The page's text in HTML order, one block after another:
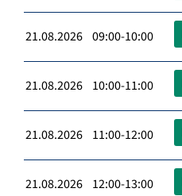
21.08.2026 09:00-10:00
21.08.2026 10:00-11:00
21.08.2026 11:00-12:00
21.08.2026 12:00-13:00